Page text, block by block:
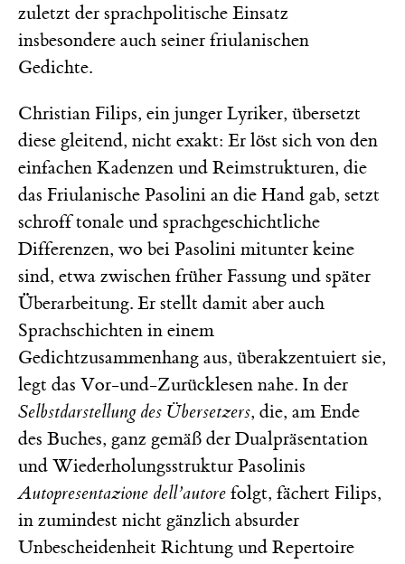
zuletzt der sprachpolitische Einsatz
insbesondere auch seiner friulanischen
Gedichte.
Christian Filips, ein junger Lyriker, übersetzt
diese gleitend, nicht exakt: Er löst sich von den
einfachen Kadenzen und Reimstrukturen, die
das Friulanische Pasolini an die Hand gab, setzt
schroff tonale und sprachgeschichtliche
Differenzen, wo bei Pasolini mitunter keine
sind, etwa zwischen früher Fassung und später
Überarbeitung. Er stellt damit aber auch
Sprachschichten in einem
Gedichtzusammenhang aus, überakzentuiert sie,
legt das Vor-und-Zurücklesen nahe. In der
Selbstdarstellung des Übersetzers, die, am Ende
des Buches, ganz gemäß der Dualpräsentation
und Wiederholungsstruktur Pasolinis
Autopresentazione dell’autore folgt, fächert Filips,
in zumindest nicht gänzlich absurder
Unbescheidenheit Richtung und Repertoire